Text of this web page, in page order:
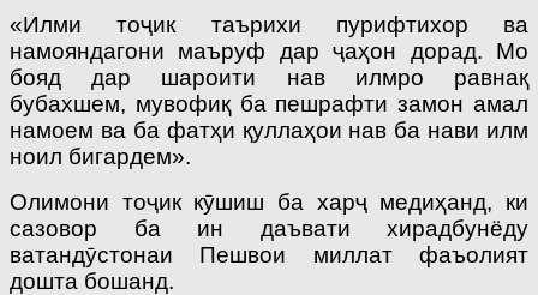
«Илми тоҷик таърихи пурифтихор ва
намояндагони маъруф дар ҷаҳон дорад. Мо
бояд дар шароити нав илмро равнақ
бубахшем, мувофиқ ба пешрафти замон амал
намоем ва ба фатҳи қуллаҳои нав ба нави илм
ноил бигардем».
Олимони тоҷик кӯшиш ба харҷ медиҳанд, ки
сазовор ба ин даъвати хирадбунёду
ватандӯстонаи Пешвои миллат фаъолият
дошта бошанд.